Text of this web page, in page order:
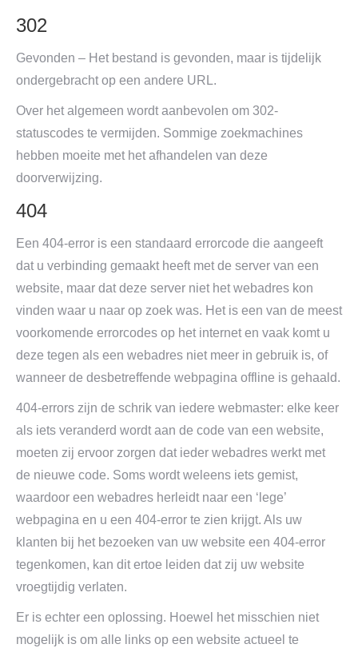
302
Gevonden – Het bestand is gevonden, maar is tijdelijk
ondergebracht op een andere URL.
Over het algemeen wordt aanbevolen om 302-
statuscodes te vermijden. Sommige zoekmachines
hebben moeite met het afhandelen van deze
doorverwijzing.
404
Een 404-error is een standaard errorcode die aangeeft
dat u verbinding gemaakt heeft met de server van een
website, maar dat deze server niet het webadres kon
vinden waar u naar op zoek was. Het is een van de meest
voorkomende errorcodes op het internet en vaak komt u
deze tegen als een webadres niet meer in gebruik is, of
wanneer de desbetreffende webpagina offline is gehaald.
404-errors zijn de schrik van iedere webmaster: elke keer
als iets veranderd wordt aan de code van een website,
moeten zij ervoor zorgen dat ieder webadres werkt met
de nieuwe code. Soms wordt weleens iets gemist,
waardoor een webadres herleidt naar een ‘lege’
webpagina en u een 404-error te zien krijgt. Als uw
klanten bij het bezoeken van uw website een 404-error
tegenkomen, kan dit ertoe leiden dat zij uw website
vroegtijdig verlaten.
Er is echter een oplossing. Hoewel het misschien niet
mogelijk is om alle links op een website actueel te